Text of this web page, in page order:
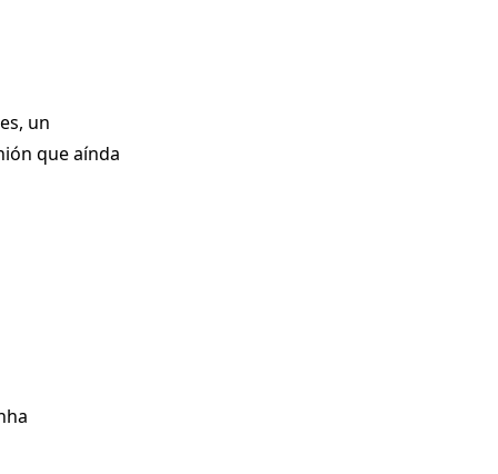
un
que aínda